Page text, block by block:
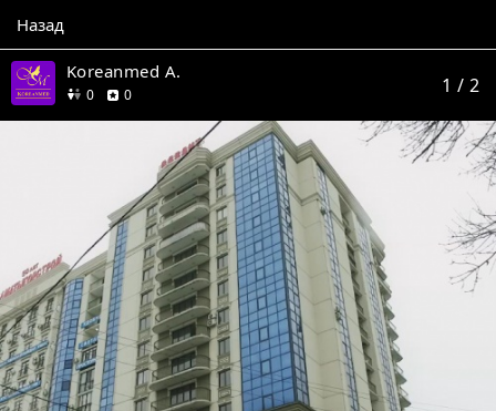
Назад
Koreanmed A.
0друзей
0отзывов 1 / 2